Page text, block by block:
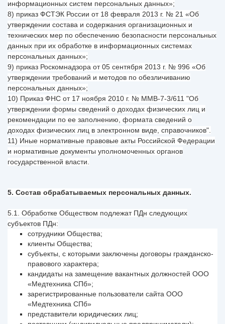
информационных систем персональных данных»;
8) приказ ФСТЭК России от 18 февраля 2013 г. № 21 «Об
утверждении состава и содержания организационных и
технических мер по обеспечению безопасности персональных
данных при их обработке в информационных системах
персональных данных»;
9) приказ Роскомнадзора от 05 сентября 2013 г. № 996 «Об
утверждении требований и методов по обезличиванию
персональных данных»;
10) Приказ ФНС от 17 ноября 2010 г. № ММВ-7-3/611 "Об
утверждении формы сведений о доходах физических лиц и
рекомендации по ее заполнению, формата сведений о
доходах физических лиц в электронном виде, справочников".
11) Иные нормативные правовые акты Российской Федерации
и нормативные документы уполномоченных органов
государственной власти.
5. Состав обрабатываемых персональных данных.
5.1. Обработке Обществом подлежат ПДн следующих
субъектов ПДн:
сотрудники Общества;
клиенты Общества;
субъекты, с которыми заключены договоры гражданско-
правового характера;
кандидаты на замещение вакантных должностей ООО
«Медтехника СПб»;
зарегистрированные пользователи сайта ООО
«Медтехника СПб»
представители юридических лиц;